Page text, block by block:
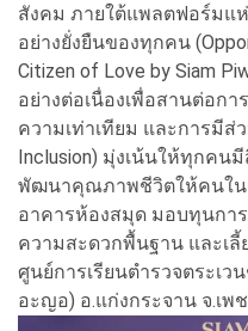
สังคม ภายใต้แพลตฟอร์มแ
อย่างยั่งยืนของทุกคน
Citizen of Love by Siam
อย่างต่อเนื่องเพื่อสานต่อก
ความเท่าเทียม และการมีส่
Inclusion) มุ่งเน้นให้ทุกคน
พัฒนาคุณภาพชีวิตให้คนใน
อาคารห้องสมุด มอบทุนกา
ความสะดวกพื้นฐาน และเลี้
ศูนย์การเรียนตำรวจตระเ
อะญอ) อ.แก่งกระจาน จ.เพ